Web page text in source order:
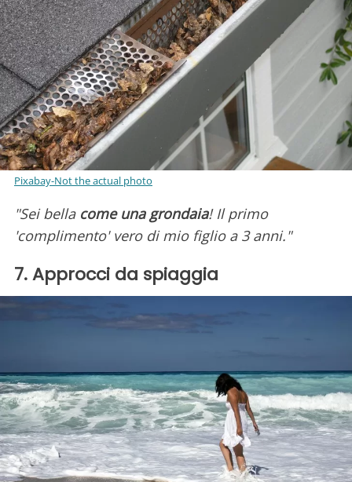
Pixabay-Not the actual photo
"Sei bella come una grondaia! Il primo
'complimento' vero di mio figlio a 3 anni."
7. Approcci da spiaggia